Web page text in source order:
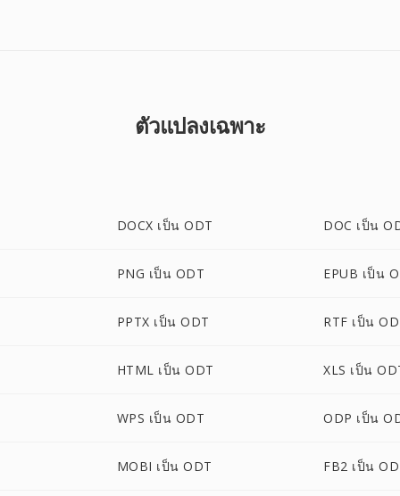
ตัวแปลงเฉพาะ
DOCX เป็น ODT DOC เป็น
PNG เป็น ODT EPUB เป็น
PPTX เป็น ODT RTF เป็น
HTML เป็น ODT XLS เป็น
WPS เป็น ODT ODP เป็น
MOBI เป็น ODT FB2 เป็น